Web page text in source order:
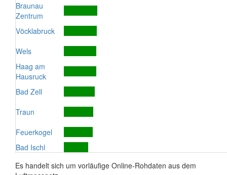
Braunau
Zentrum
Vöcklabruck
Wels
Haag am
Hausruck
Bad Zell
Traun
Feuerkogel
Bad Ischl
Es handelt sich um vorläufige Online-Rohdaten aus dem